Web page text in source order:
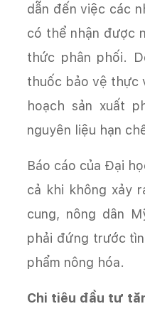
dẫn đến việc các
có thể nhận được
thức phân phối.
thuốc bảo vệ thực
hoạch sản xuất
nguyên liệu hạn
Báo cáo của Đại
cả khi không xảy
cung, nông dân
phải đứng trước
phẩm nông hóa.
Chi tiêu đầu tư